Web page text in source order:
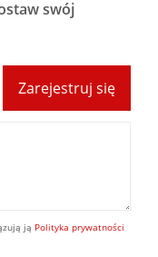
swój
Zarejestruj się
ją Polityka prywatności